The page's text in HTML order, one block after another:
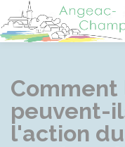
Comment
peuvent-
l'action